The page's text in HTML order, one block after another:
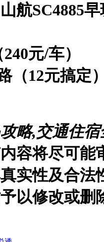
航SC4885
元/车）
（12元搞定）
略,交通住
容将尽可
实性及合
以修改或删